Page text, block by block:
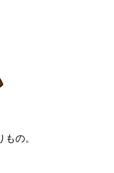
の。